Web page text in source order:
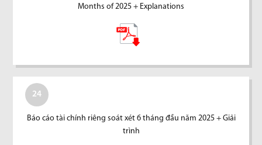
Months of 2025 + Explanations
24
Báo cáo tài chính riêng soát xét 6 tháng đầu năm 2025 + Giải
trình